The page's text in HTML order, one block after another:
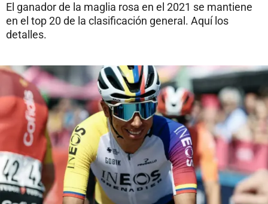
El ganador de la maglia rosa en el 2021 se mantiene
en el top 20 de la clasificación general. Aquí los
detalles.